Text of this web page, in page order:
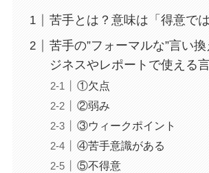
苦手とは？意味は「得意では
苦手の”フォーマルな”言い
ジネスやレポートで使える
①欠点
②弱み
③ウィークポイント
④苦手意識がある
⑤不得意